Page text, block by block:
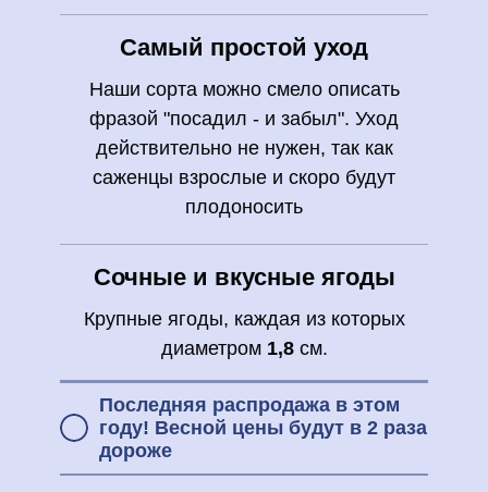
Самый простой уход
Наши сорта можно смело описать
фразой "посадил - и забыл". Уход
действительно не нужен, так как
саженцы взрослые и скоро будут
плодоносить
Сочные и вкусные ягоды
Крупные ягоды, каждая из которых
диаметром 1,8см.
Последняя распродажа в этом
году! Весной цены будут в 2 раза
дороже